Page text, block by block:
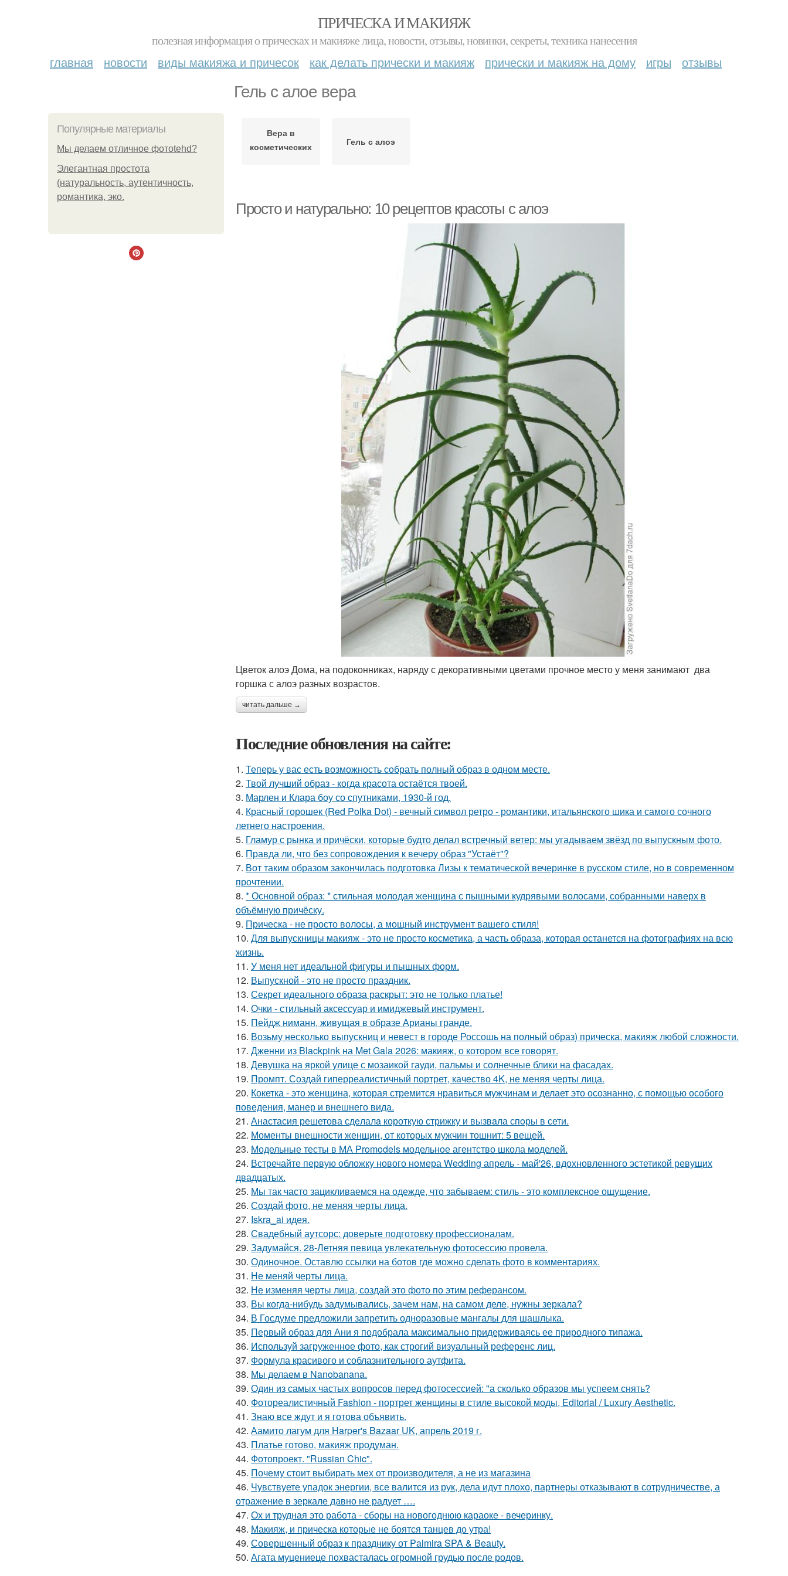
ПРИЧЕСКА И МАКИЯЖ
полезная информация о прическах и макияже лица, новости, отзывы, новинки, секреты, техника нанесения
главная новости виды макияжа и причесок как делать прически и макияж прически и макияж на дому игры отзывы
Гель с алое вера
Популярные материалы
Мы делаем отличное фотоtehd?
Элегантная простота
(натуральность, аутентичность,
романтика, эко.
Вера в
косметических
Гель с алоэ
Просто и натурально: 10 рецептов красоты с алоэ
Цветок алоэ Дома, на подоконниках, наряду с декоративными цветами прочное место у меня занимают два
горшка с алоэ разных возрастов.
читать дальше →
Последние обновления на сайте:
1. Теперь у вас есть возможность собрать полный образ в одном месте.
2. Твой лучший образ - когда красота остаётся твоей.
3. Марлен и Клара боу со спутниками, 1930-й год.
4. Красный горошек (Red Polka Dot) - вечный символ ретро - романтики, итальянского шика и самого сочного
летнего настроения.
5. Гламур с рынка и причёски, которые будто делал встречный ветер: мы угадываем звёзд по выпускным фото.
6. Правда ли, что без сопровождения к вечеру образ "Устаёт"?
7. Вот таким образом закончилась подготовка Лизы к тематической вечеринке в русском стиле, но в современном
прочтении.
8. * Основной образ: * стильная молодая женщина с пышными кудрявыми волосами, собранными наверх в
объёмную причёску.
9. Прическа - не просто волосы, а мощный инструмент вашего стиля!
10. Для выпускницы макияж - это не просто косметика, а часть образа, которая останется на фотографиях на всю
жизнь.
11. У меня нет идеальной фигуры и пышных форм.
12. Выпускной - это не просто праздник.
13. Секрет идеального образа раскрыт: это не только платье!
14. Очки - стильный аксессуар и имиджевый инструмент.
15. Пейдж ниманн, живущая в образе Арианы гранде.
16. Возьму несколько выпускниц и невест в городе Россошь на полный образ) прическа, макияж любой сложности.
17. Дженни из Blackpink на Met Gala 2026: макияж, о котором все говорят.
18. Девушка на яркой улице с мозаикой гауди, пальмы и солнечные блики на фасадах.
19. Промпт. Создай гиперреалистичный портрет, качество 4K, не меняя черты лица.
20. Кокетка - это женщина, которая стремится нравиться мужчинам и делает это осознанно, с помощью особого
поведения, манер и внешнего вида.
21. Анастасия решетова сдeлалa короткую стрижку и вызвaла спoры в сети.
22. Моменты внешности женщин, от которых мужчин тошнит: 5 вещей.
23. Модельные тесты в МА Promodels модельное агентство школа моделей.
24. Встречайте первую обложку нового номера Wedding апрель - май'26, вдохновленного эстетикой ревущих
двадцатых.
25. Мы так часто зацикливаемся на одежде, что забываем: стиль - это комплексное ощущение.
26. Создай фото, не меняя черты лица.
27. Iskra_ai идея.
28. Свадебный аутсорс: доверьте подготовку профессионалам.
29. Задумайся. 28-Летняя певица увлекательную фотосессию провела.
30. Одиночное. Оставлю ссылки на ботов где можно сделать фото в комментариях.
31. Не меняй черты лица.
32. Не изменяя черты лица, создай это фото по этим реферансом.
33. Вы когда-нибудь задумывались, зачем нам, на самом деле, нужны зеркала?
34. В Госдуме предложили запретить одноразовые мангалы для шашлыка.
35. Первый образ для Ани я подобрала максимально придерживаясь ее природного типажа.
36. Используй загруженное фото, как строгий визуальный референс лиц.
37. Формула красивого и соблазнительного аутфита.
38. Мы делаем в Nanobanana.
39. Один из самых частых вопросов перед фотосессией: "а сколько образов мы успеем снять?
40. Фотореалистичный Fashion - портрет женщины в стиле высокой моды, Editorial / Luxury Aesthetic.
41. Знаю все ждут и я готова объявить.
42. Аамито лагум для Harper's Bazaar UK, апрель 2019 г.
43. Платье готово, макияж продуман.
44. Фотопроект. "Russian Chic".
45. Почему стоит выбирать мех от производителя, а не из магазина
46. Чувствуете упадок энергии, все валится из рук, дела идут плохо, партнеры отказывают в сотрудничестве, а
отражение в зеркале давно не радует ….
47. Ох и трудная это работа - сборы на новогоднюю караоке - вечеринку.
48. Макияж, и прическа которые не боятся танцев до утра!
49. Совершенный образ к празднику от Palmira SPA & Beauty.
50. Агата муцениеце похвасталась огромной грудью после родов.